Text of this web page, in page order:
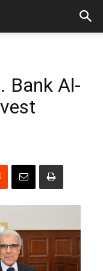
Bank Al-